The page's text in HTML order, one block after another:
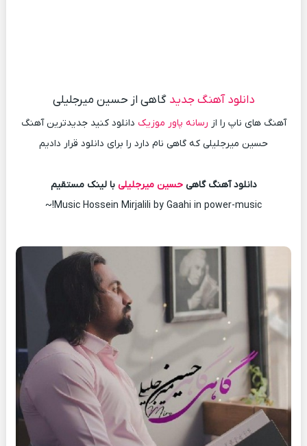
دانلود آهنگ جدیدگاهی از حسین میرجلیلی
آهنگ های ناپ را از رسانه پاور موزیک دانلود کنید جدیدترین آهنگ
حسین میرجلیلی که گاهی نام دارد را برای دانلود قرار دادیم
دانلود آهنگ گاهیحسین میرجلیلی با لینک مستقیم
Music Hossein Mirjalili by Gaahi in power-music!~